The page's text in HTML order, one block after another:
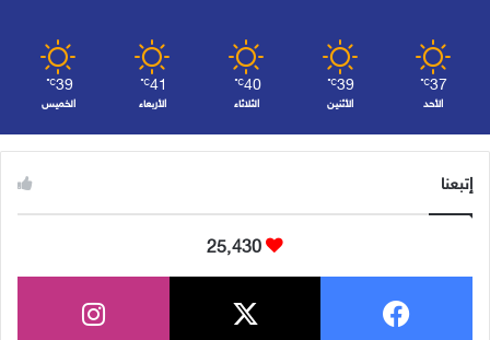
37
℃
الأحد
39
℃
الأثنين
40
℃
الثلاثاء
41
℃
الأربعاء
39
℃
الخميس
إتبعنا
25٬430